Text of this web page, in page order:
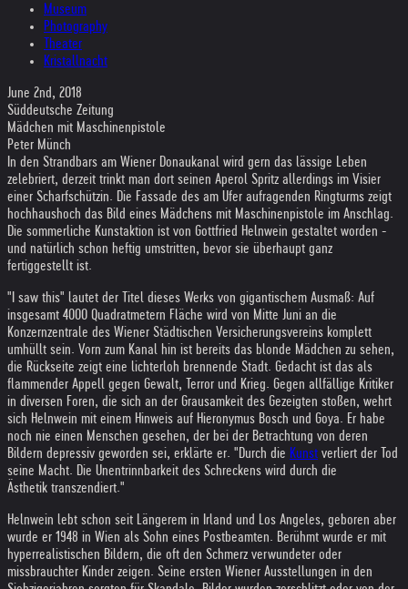
Museum
Photography
Theater
Kristallnacht
June 2nd, 2018
Süddeutsche Zeitung
Mädchen mit Maschinenpistole
Peter Münch
In den Strandbars am Wiener Donaukanal wird gern das lässige Leben
zelebriert, derzeit trinkt man dort seinen Aperol Spritz allerdings im Visier
einer Scharfschützin. Die Fassade des am Ufer aufragenden Ringturms zeigt
hochhaushoch das Bild eines Mädchens mit Maschinenpistole im Anschlag.
Die sommerliche Kunstaktion ist von Gottfried Helnwein gestaltet worden -
und natürlich schon heftig umstritten, bevor sie überhaupt ganz
fertiggestellt ist.
"I saw this" lautet der Titel dieses Werks von gigantischem Ausmaß: Auf
insgesamt 4000 Quadratmetern Fläche wird von Mitte Juni an die
Konzernzentrale des Wiener Städtischen Versicherungsvereins komplett
umhüllt sein. Vorn zum Kanal hin ist bereits das blonde Mädchen zu sehen,
die Rückseite zeigt eine lichterloh brennende Stadt. Gedacht ist das als
flammender Appell gegen Gewalt, Terror und Krieg. Gegen allfällige Kritiker
in diversen Foren, die sich an der Grausamkeit des Gezeigten stoßen, wehrt
sich Helnwein mit einem Hinweis auf Hieronymus Bosch und Goya. Er habe
noch nie einen Menschen gesehen, der bei der Betrachtung von deren
Bildern depressiv geworden sei, erklärte er. "Durch die Kunst verliert der Tod
seine Macht. Die Unentrinnbarkeit des Schreckens wird durch die
Ästhetik transzendiert."
Helnwein lebt schon seit Längerem in Irland und Los Angeles, geboren aber
wurde er 1948 in Wien als Sohn eines Postbeamten. Berühmt wurde er mit
hyperrealistischen Bildern, die oft den Schmerz verwundeter oder
missbrauchter Kinder zeigen. Seine ersten Wiener Ausstellungen in den